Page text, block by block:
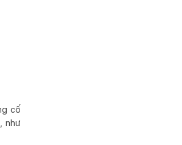
cố
như